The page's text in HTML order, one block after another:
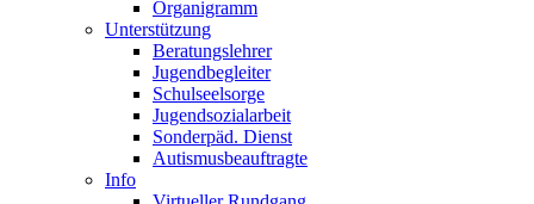
Organigramm
Unterstützung
Beratungslehrer
Jugendbegleiter
Schulseelsorge
Jugendsozialarbeit
Sonderpäd. Dienst
Autismusbeauftragte
Info